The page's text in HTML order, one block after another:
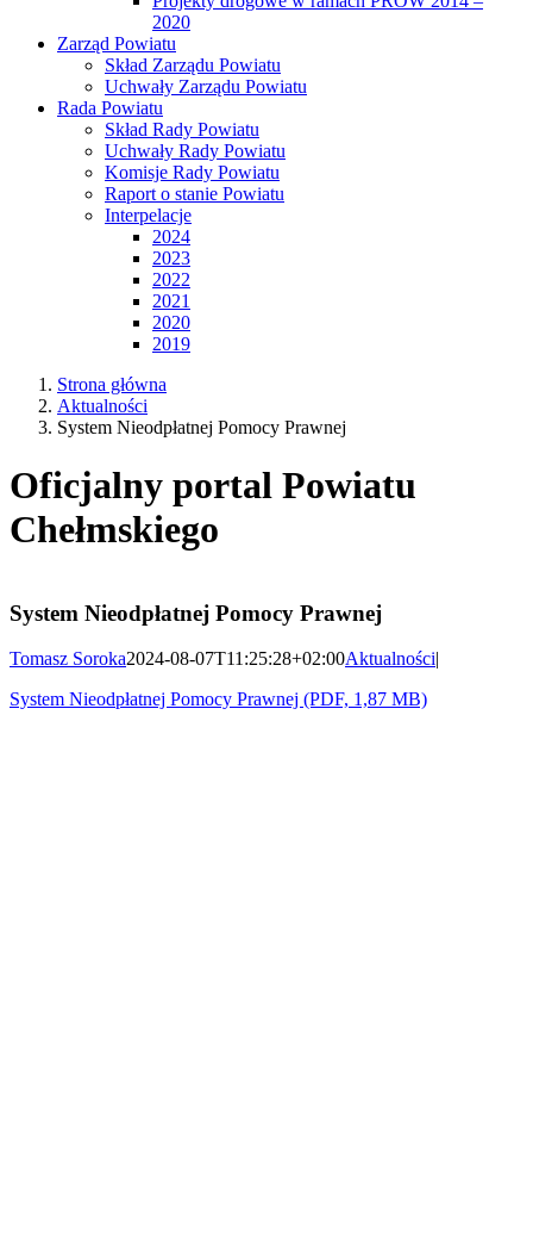
2020
Zarząd Powiatu
Skład Zarządu Powiatu
Uchwały Zarządu Powiatu
Rada Powiatu
Skład Rady Powiatu
Uchwały Rady Powiatu
Komisje Rady Powiatu
Raport o stanie Powiatu
Interpelacje
2024
2023
2022
2021
2020
2019
Strona główna
Aktualności
System Nieodpłatnej Pomocy Prawnej
Oficjalny portal Powiatu
Chełmskiego
System Nieodpłatnej Pomocy Prawnej
Tomasz Soroka2024-08-07T11:25:28+02:00Aktualności|
System Nieodpłatnej Pomocy Prawnej (PDF, 1,87 MB)